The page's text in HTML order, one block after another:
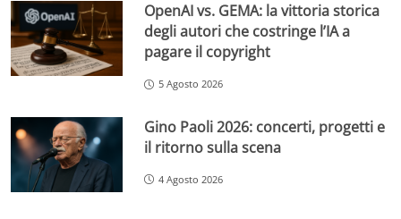
OpenAI vs. GEMA: la vittoria storica
degli autori che costringe l’IA a
pagare il copyright
5 Agosto 2026
Gino Paoli 2026: concerti, progetti e
il ritorno sulla scena
4 Agosto 2026